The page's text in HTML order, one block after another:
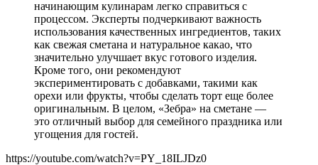
начинающим кулинарам легко справиться с
процессом. Эксперты подчеркивают важность
использования качественных ингредиентов, таких
как свежая сметана и натуральное какао, что
значительно улучшает вкус готового изделия.
Кроме того, они рекомендуют
экспериментировать с добавками, такими как
орехи или фрукты, чтобы сделать торт еще более
оригинальным. В целом, «Зебра» на сметане —
это отличный выбор для семейного праздника или
угощения для гостей.
https://youtube.com/watch?v=PY_18ILJDz0